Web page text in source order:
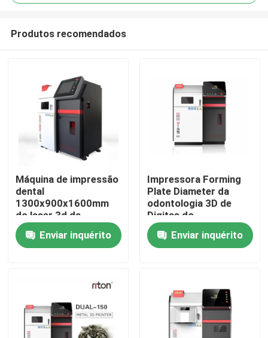
Quem Somos
Produtos recomendados
Máquina de impressão
dental
1300x900x1600mm
do laser 3d da
impressora 500W do
metal 3d do
laboratório
Enviar inquérito
Impressora Forming
Plate Diameter da
odontologia 3D de
Digitas do
equipamento de
impressão do laser 3D
150mm
Enviar inquérito